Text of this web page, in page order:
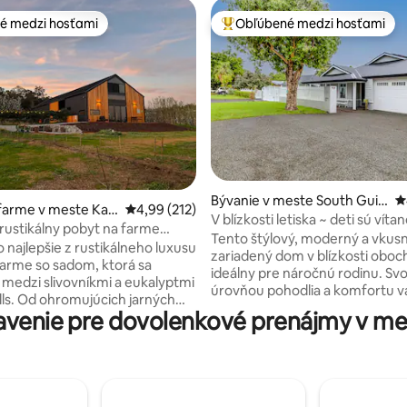
4,91 z 5, počet hodnotení: 23
medzi hosťami
medzi hosťami
v meste Kar
Priemerné ohodnotenie 4,99 z 5, počet
4,99 (212)
pobyt na farme
a slivovými
najlepšie z rustikálneho luxusu
so sadom, ktorá sa
slivovníkmi a eukalyptmi
Od ohromujúcich jarných
letové ovocie zaliate
jesenné odtiene a
Najobľúbenejšie medzi hosťami
Obľúbené medzi hosťami
Bývanie v meste South Guil
dford
V blízkosti letiska ~ deti sú
raňajky ~ labuť
Tento štýlový, moderný a
zariadený dom v blízkosti
ideálny pre náročnú rodinu. Svojou
úrovňou pohodlia a komfortu
ohromí. Jeho vynikajúca poloha
umožní preskúmať neďaleké
pre dovolenkové prenájmy v